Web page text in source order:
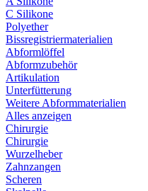
C Silikone
Polyether
Bissregistriermaterialien
Abformlöffel
Abformzubehör
Artikulation
Unterfütterung
Weitere Abformmaterialien
Alles anzeigen
Chirurgie
Chirurgie
Wurzelheber
Zahnzangen
Scheren